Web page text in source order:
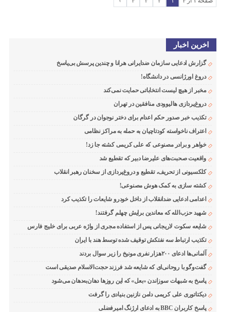
اخرین اخبار
گزارش ادعایی سازمان ضدایرانی هرانا و چندین پرسش بی‌پاسخ
دروغ اورژانسی در دانشگاه!
مخبر از هیچ لیست انتخاباتی حمایت نمی‌کند
دروغ‌پردازی هالیوودی منافقین در تهران
تکذیب خبر صدور حکم اعدام برای دختر نوجوان در گرگان
اعتراف ناخواسته کودتاچیان به حمله به مراکز نظامی
خواهر و برادر مصنوعی که علی کریمی کشته جا زد!
واقعیت صحبت‌های علیرضا دبیر که تقطیع شد
کلکسیونی از تحریف، تقطیع و دروغ‌پردازی از سخنان رهبر انقلاب
کشته سازی به کمک هوش مصنوعی!
اعدامی ادعایی ضدانقلاب از داخل خودرو شایعات را تکذیب کرد
شهید حزب‌الله که معاندین برایش چهلم گرفتند!
شایعه سکوت لاریجانی پس از استفاده مجری از واژه عربی برای خلیج فارس
تکذیب ارتباط سه نفتکش توقیف شده توسط هند با ایران
آلمانی‌ها ادعای ۲۰۰هزار نفری مونیخ را زیر سوال بردند
گفت‌وگو با روحانی‌ای که شایعه شد فرزند حجت‌الاسلام صدیقی است
پاسخ به شبهات سوزاندن «بعل» که این روزها دهان‌به‌دهان می‌شود
دیکتاتوری علی کریمی دامن نازنین بنیادی را گرفت
پاسخ کاربران BBC به ادعای ارژنگ امیرفضلی